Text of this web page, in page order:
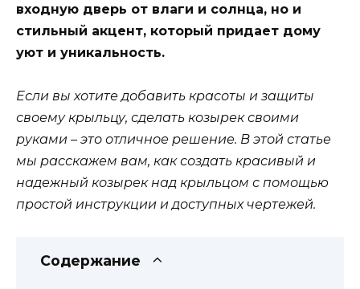
входную дверь от влаги и солнца, но и
стильный акцент, который придает дому
уют и уникальность.
Если вы хотите добавить красоты и защиты
своему крыльцу, сделать козырек своими
руками – это отличное решение. В этой статье
мы расскажем вам, как создать красивый и
надежный козырек над крыльцом с помощью
простой инструкции и доступных чертежей.
Содержание